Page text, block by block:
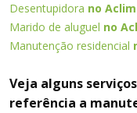
Desentupidora no
Marido de aluguel no
Manutenção residencial
Veja alguns
referência a